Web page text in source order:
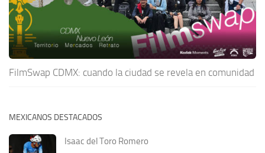
FilmSwap CDMX: cuando la ciudad se revela en comunidad
MEXICANOS DESTACADOS
Isaac del Toro Romero